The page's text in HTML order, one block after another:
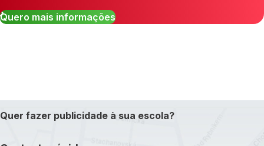
Quero mais informações
Quer fazer publicidade à sua escola?